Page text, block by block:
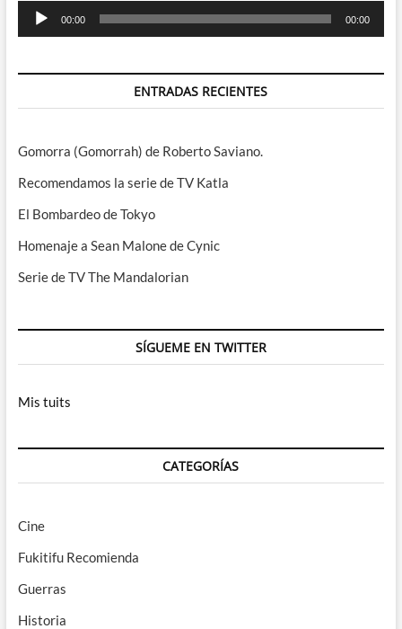
Reproductor
00:00 00:00
ENTRADAS RECIENTES
Gomorra (Gomorrah) de Roberto Saviano.
Recomendamos la serie de TV Katla
El Bombardeo de Tokyo
Homenaje a Sean Malone de Cynic
Serie de TV The Mandalorian
SÍGUEME EN TWITTER
Mis tuits
CATEGORÍAS
Cine
Fukitifu Recomienda
Guerras
Historia